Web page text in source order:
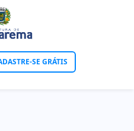
SE GRÁTIS